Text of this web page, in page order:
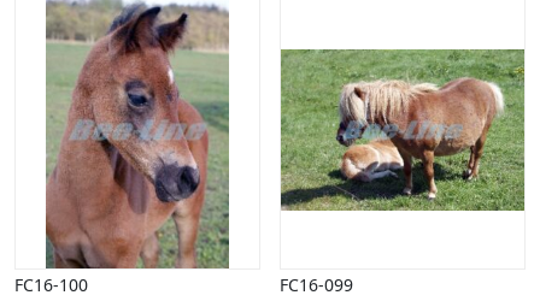
FC16-100 FC16-099